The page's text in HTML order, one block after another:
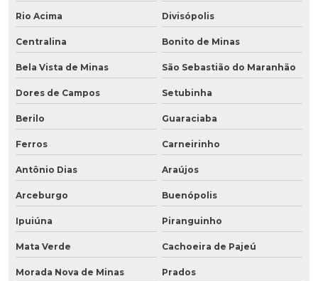
Rio Acima Divisópolis
Centralina Bonito de Minas
Bela Vista de Minas São Sebastião do Maranhão
Dores de Campos Setubinha
Berilo Guaraciaba
Ferros Carneirinho
Antônio Dias Araújos
Arceburgo Buenópolis
Ipuiúna Piranguinho
Mata Verde Cachoeira de Pajeú
Morada Nova de Minas Prados